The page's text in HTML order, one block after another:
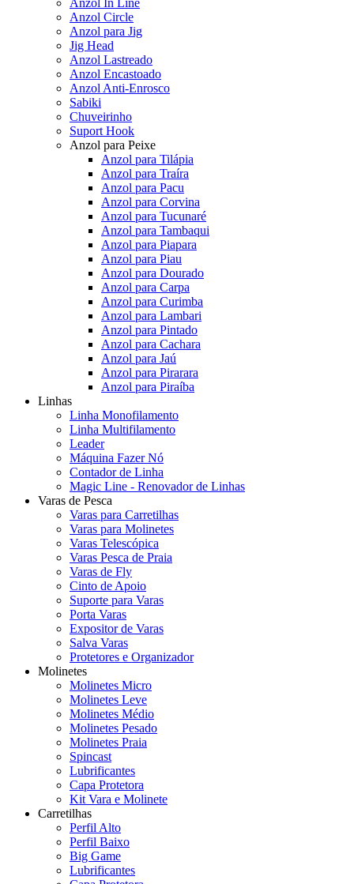
Anzol In Line
Anzol Circle
Anzol para Jig
Jig Head
Anzol Lastreado
Anzol Encastoado
Anzol Anti-Enrosco
Sabiki
Chuveirinho
Suport Hook
Anzol para Peixe
Anzol para Tilápia
Anzol para Traíra
Anzol para Pacu
Anzol para Corvina
Anzol para Tucunaré
Anzol para Tambaqui
Anzol para Piapara
Anzol para Piau
Anzol para Dourado
Anzol para Carpa
Anzol para Curimba
Anzol para Lambari
Anzol para Pintado
Anzol para Cachara
Anzol para Jaú
Anzol para Pirarara
Anzol para Piraíba
Linhas
Linha Monofilamento
Linha Multifilamento
Leader
Máquina Fazer Nó
Contador de Linha
Magic Line - Renovador de Linhas
Varas de Pesca
Varas para Carretilhas
Varas para Molinetes
Varas Telescópica
Varas Pesca de Praia
Varas de Fly
Cinto de Apoio
Suporte para Varas
Porta Varas
Expositor de Varas
Salva Varas
Protetores e Organizador
Molinetes
Molinetes Micro
Molinetes Leve
Molinetes Médio
Molinetes Pesado
Molinetes Praia
Spincast
Lubrificantes
Capa Protetora
Kit Vara e Molinete
Carretilhas
Perfil Alto
Perfil Baixo
Big Game
Lubrificantes